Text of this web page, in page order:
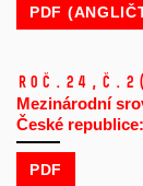
PDF
Roč.24, č.2
Mezinárodní
České
PDF